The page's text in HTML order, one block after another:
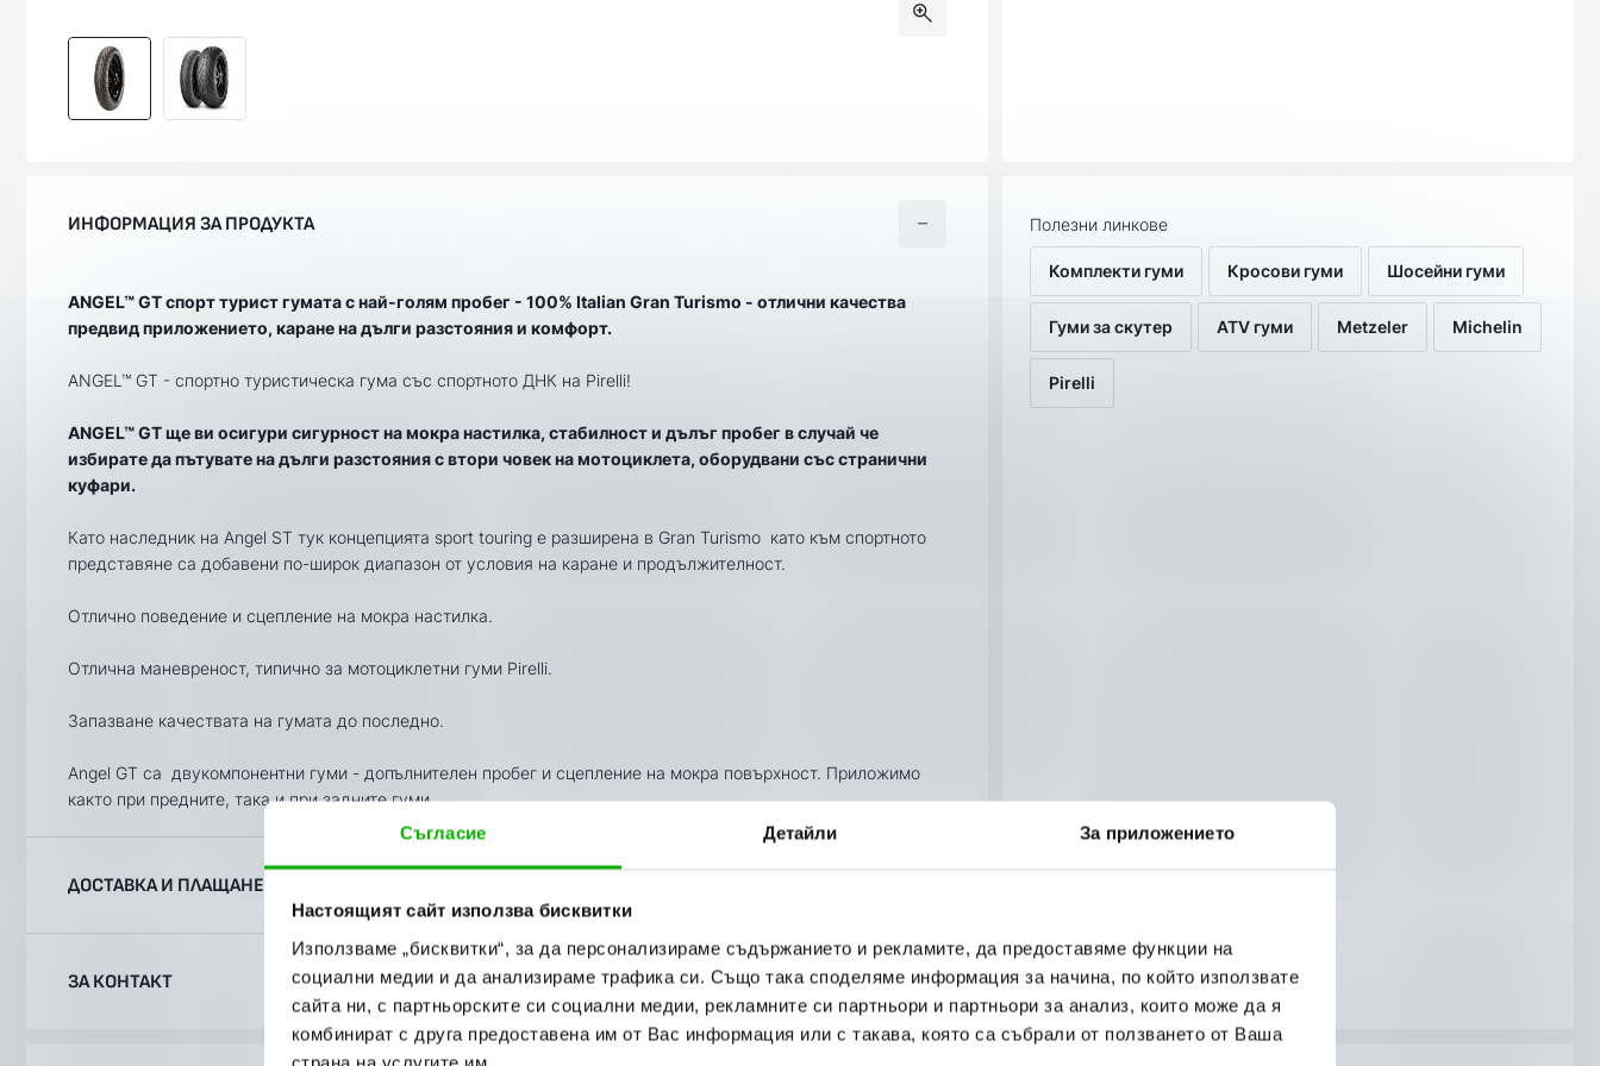
Съгласие Детайли За приложението
Настоящият сайт използва бисквитки
Използваме „бисквитки“, за да персонализираме съдържанието и рекламите, да предоставяме функции на
социални медии и да анализираме трафика си. Също така споделяме информация за начина, по който използвате
сайта ни, с партньорските си социални медии, рекламните си партньори и партньори за анализ, които може да я
комбинират с друга предоставена им от Вас информация или с такава, която са събрали от ползването от Ваша
страна на услугите им.
ИНФОРМАЦИЯ ЗА ПРОДУКТА
ANGEL™ GT спорт турист гумата с най-голям пробег - 100% Italian Gran Turismo - отлични качества
предвид приложението, каране на дълги разстояния и комфорт.
ANGEL™ GT - спортно туристическа гума със спортното ДНК на Pirelli!
ANGEL™ GT ще ви осигури сигурност на мокра настилка, стабилност и дълъг пробег в случай че
избирате да пътувате на дълги разстояния с втори човек на мотоциклета, оборудвани със странични
куфари.
Като наследник на Angel ST тук концепцията sport touring е разширена в Gran Turismo като към спортното
представяне са добавени по-широк диапазон от условия на каране и продължителност.
Отлично поведение и сцепление на мокра настилка.
Отлична маневреност, типично за мотоциклетни гуми Pirelli.
Запазване качествата на гумата до последно.
Angel GT са двукомпонентни гуми - допълнителен пробег и сцепление на мокра повърхност. Приложимо
както при предните, така и при задните гуми.
ДОСТАВКА И ПЛАЩАНЕ
Ние, от BobiMX.com, се стремим към бързина и професионализъм при доставката на Вашите поръчки,
затова ползваме услугите на куриерска фирма “Еконт Експрес”.
Доставяме до всяка точка на България в рамките на 1-2 работни дни. Може да получите пратката си до
точно посочен от Вас адрес (независимо дали домашен или служебен) или до офис на "Еконт Експрес" в
ЗА КОНТАКТ
Полезни линкове
Комплекти гуми Кросови гуми Шосейни гуми
Гуми за скутер ATV гуми Metzeler Michelin
Pirelli